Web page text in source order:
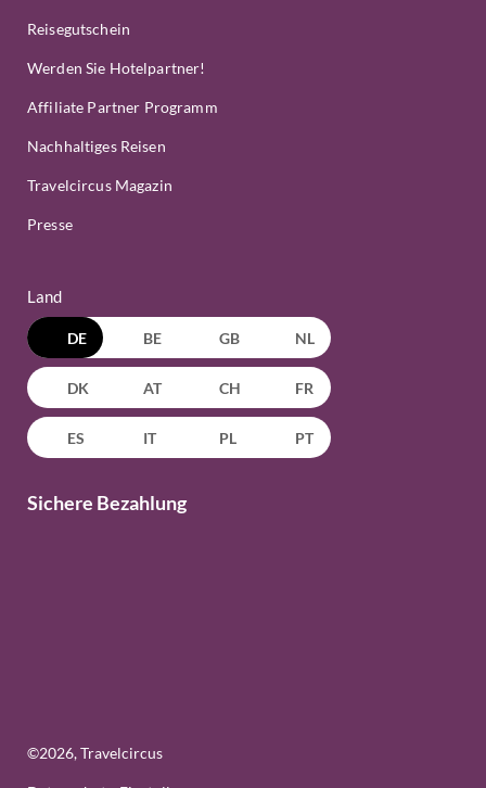
Reisegutschein
Werden Sie Hotelpartner!
Affiliate Partner Programm
Nachhaltiges Reisen
Travelcircus Magazin
Presse
Land
DE BE GB NL
DK AT CH FR
ES IT PL PT
Sichere Bezahlung
©2026, Travelcircus